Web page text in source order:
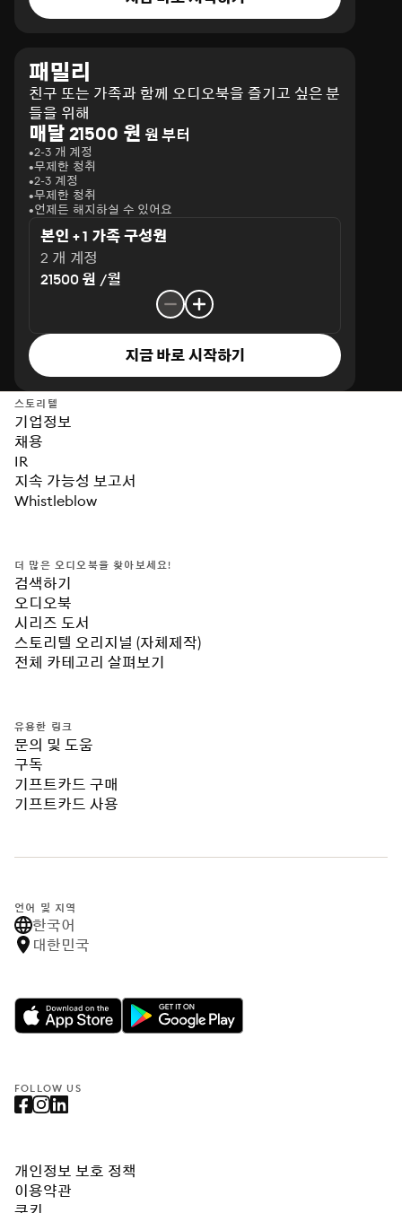
패밀리
친구 또는 가족과 함께 오디오북을 즐기고 싶은 분
들을 위해
매달 21500 원 원 부터
2-3 개 계정
무제한 청취
2-3 계정
무제한 청취
언제든 해지하실 수 있어요
본인 + 1 가족 구성원
2 개 계정
21500 원 /월
지금 바로 시작하기
스토리텔
기업정보
채용
IR
지속 가능성 보고서
Whistleblow
더 많은 오디오북을 찾아보세요!
검색하기
오디오북
시리즈 도서
스토리텔 오리지널 (자체제작)
전체 카테고리 살펴보기
유용한 링크
문의 및 도움
구독
기프트카드 구매
기프트카드 사용
언어 및 지역
한국어
대한민국
FOLLOW US
개인정보 보호 정책
이용약관